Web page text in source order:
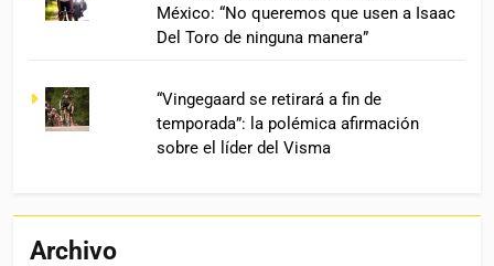
México: “No queremos que usen a Isaac
Del Toro de ninguna manera”
“Vingegaard se retirará a fin de
temporada”: la polémica afirmación
sobre el líder del Visma
Archivo